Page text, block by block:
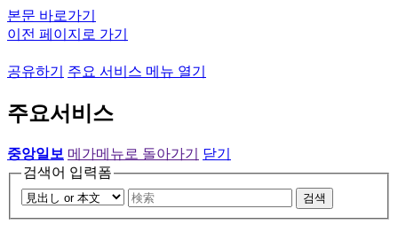
본문 바로가기
이전 페이지로 가기
공유하기 주요 서비스 메뉴 열기
주요서비스
중앙일보 메가메뉴로 돌아가기
닫기
검색어 입력폼
검색